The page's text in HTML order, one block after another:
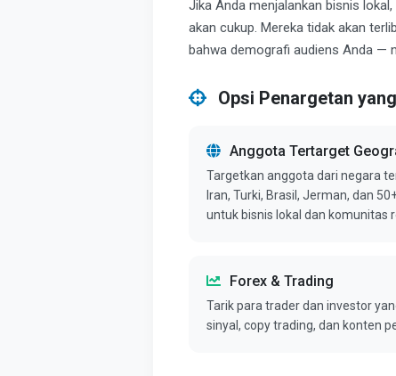
Jika Anda menjalankan bisnis
akan cukup. Mereka tidak akan
bahwa demografi audiens Anda —
Opsi Penargetan
Anggota Tertarget
Targetkan anggota dari negara
Iran, Turki, Brasil, Jerman, dan
untuk bisnis lokal dan komunitas
Forex & Trading
Tarik para trader dan investor
sinyal, copy trading, dan konten